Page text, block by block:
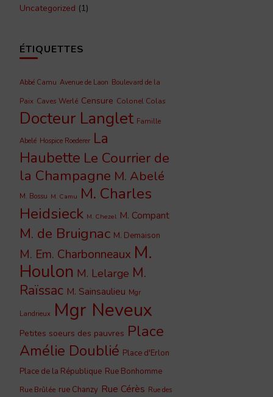
Uncategorized (1)
ÉTIQUETTES
Abbé Camu Avenue de Laon Boulevard de la
Paix Caves Werlé Censure Colonel Colas
Docteur Langlet Famille
Abelé Hospice Roederer La
Haubette Le Courrier de
la Champagne M. Abelé
M. Bossu M. Camu M. Charles
Heidsieck M. Chezel M. Compant
M. de Bruignac M. Demaison
M. Em. Charbonneaux M.
Houlon M. Lelarge M.
Raïssac M. Sainsaulieu Mgr
Landrieux Mgr Neveux
Petites soeurs des pauvres Place
Amélie Doublié Place d'Erlon
Place de la République Rue Bonhomme
Rue Brûlée rue Chanzy Rue Cérès Rue des